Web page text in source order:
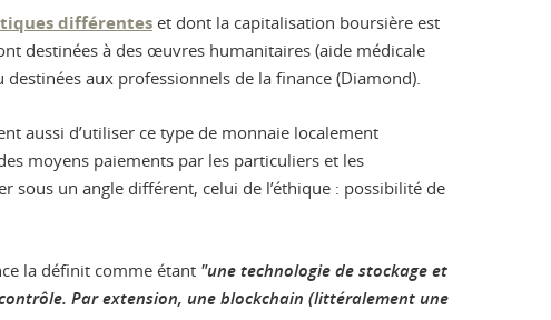
différentes et dont la capitalisation boursière est
destinées à des œuvres humanitaires (aide médicale
aux professionnels de la finance (Diamond).
aussi d’utiliser ce type de monnaie localement
moyens paiements par les particuliers et les
sous un angle différent, celui de l’éthique : possibilité de
la définit comme étant "une technologie de stockage et
Par extension, une blockchain (littéralement une